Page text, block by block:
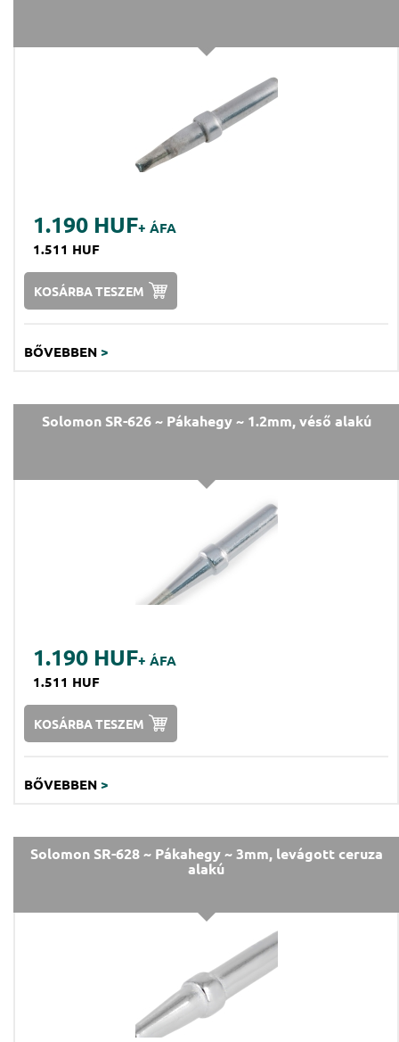
1.190 HUF+ ÁFA
1.511 HUF
KOSÁRBA TESZEM
BŐVEBBEN >
Solomon SR-626 ~ Pákahegy ~ 1.2mm, véső alakú
1.190 HUF+ ÁFA
1.511 HUF
KOSÁRBA TESZEM
BŐVEBBEN >
Solomon SR-628 ~ Pákahegy ~ 3mm, levágott ceruza
alakú